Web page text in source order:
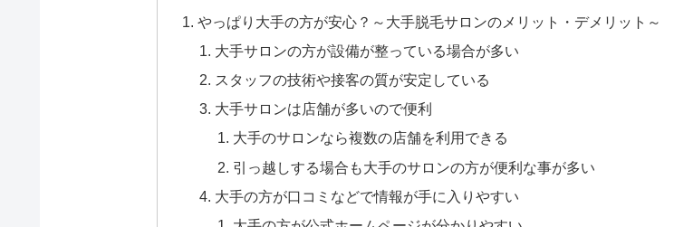
やっぱり大手の方が安心？～大手脱毛サロンのメリット・デメリット～
大手サロンの方が設備が整っている場合が多い
スタッフの技術や接客の質が安定している
大手サロンは店舗が多いので便利
大手のサロンなら複数の店舗を利用できる
引っ越しする場合も大手のサロンの方が便利な事が多い
大手の方が口コミなどで情報が手に入りやすい